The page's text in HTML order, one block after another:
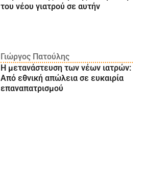
του νέου γιατρού σε αυτήν
Γιώργος Πατούλης
Η μετανάστευση των νέων ιατρών:
Aπό εθνική απώλεια σε ευκαιρία
επαναπατρισμού